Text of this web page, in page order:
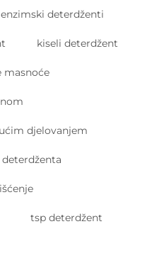
enzimski deterdženti
kiseli deterdžent
masnoće
djelovanjem
tsp deterdžent